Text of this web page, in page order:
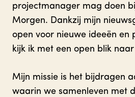
projectmanager mag doen
Morgen. Dankzij mijn
open voor nieuwe ideeën en
kijk ik met een open blik
Mijn missie is het bijdragen
waarin we samenleven met